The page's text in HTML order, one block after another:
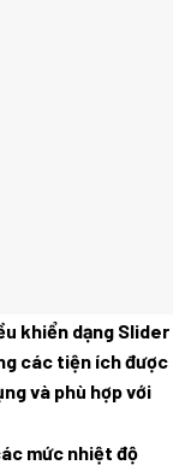
khiển dạng Slider
các tiện ích được
và phù hợp với
mức nhiệt độ